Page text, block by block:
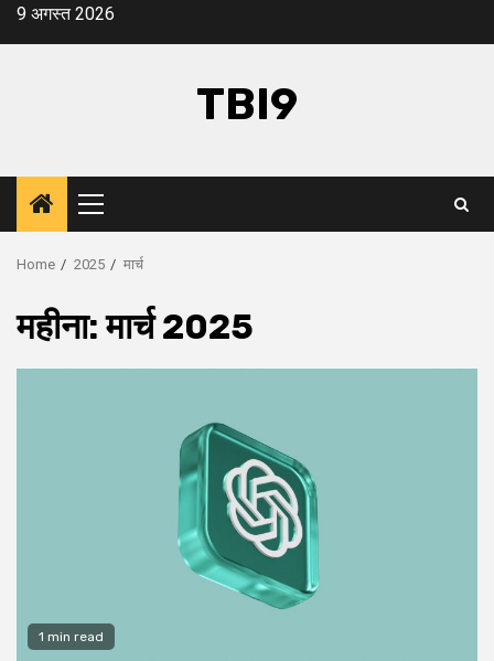
Skip9 अगस्त 2026
TBI9
Primary
Menu
Home 2025 मार्च
महीना:मार्च 2025
1 min read